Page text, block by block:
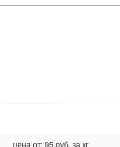
цена от: 95 руб. за кг